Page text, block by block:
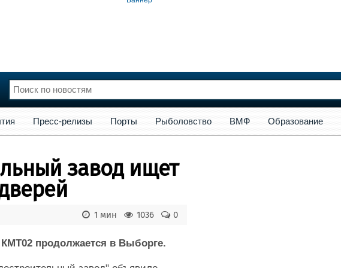
Флот
Форум
Отзывы
Пресс-релизы Порты Рыболовство ВМФ Образование
завод ищет
0
1036
1 мин
КМТ02 продолжается в Выборге.